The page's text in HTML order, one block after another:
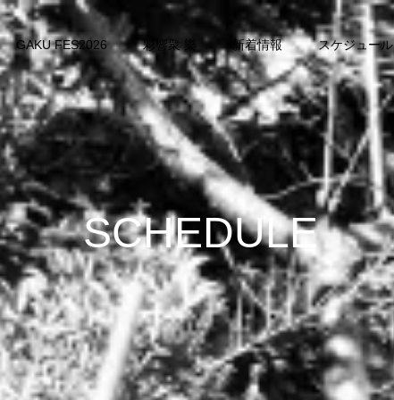
GAKU FES2026 彩響衆 樂 新着情報 スケジュール
SCHEDULE